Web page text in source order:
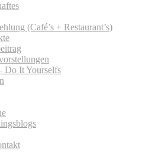
(Café’s + Restaurant’s)
Do It Yourselfs